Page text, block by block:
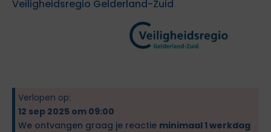
Veiligheidsregio Gelderland-Zuid
Verlopen op:
12 sep 2025 om 09:00
We ontvangen graag je reactie minimaal 1 werkdag